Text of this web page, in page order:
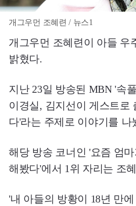
개그우먼 조혜련 / 뉴스1
개그우먼 조혜련이 아들 우
밝혔다.
지난 23일 방송된 MBN '속
이경실, 김지선이 게스트로
다'라는 주제로 이야기를 나
해당 방송 코너인 '요즘 엄
해봤다'에서 1위 자리는 조
'내 아들의 방황이 18년 만